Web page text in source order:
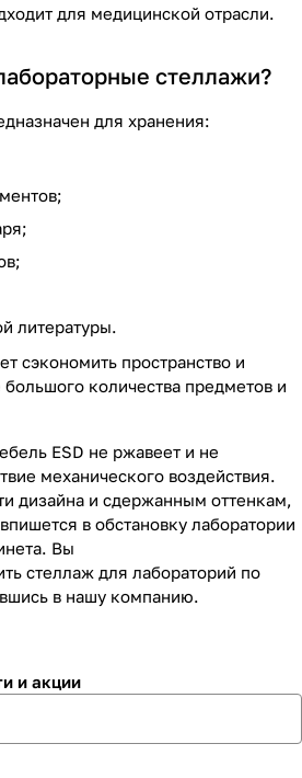
для медицинской отрасли.
стеллажи?
для хранения:
литературы.
сэкономить пространство и
большого количества предметов и
ESD не ржавеет и не
механического воздействия.
дизайна и сдержанным оттенкам,
в обстановку лаборатории
Вы
стеллаж для лабораторий по
в нашу компанию.
и акции